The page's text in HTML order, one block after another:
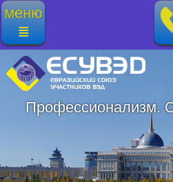
меню
≣
Профессионализм.